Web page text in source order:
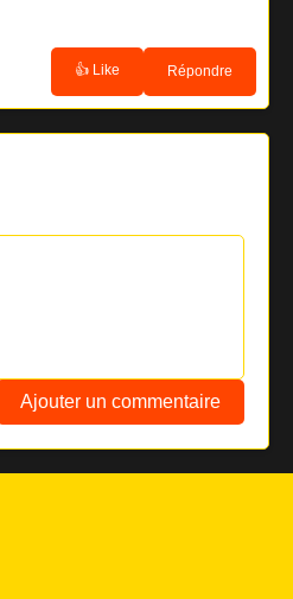
👍 Like Répondre
Ajouter un commentaire